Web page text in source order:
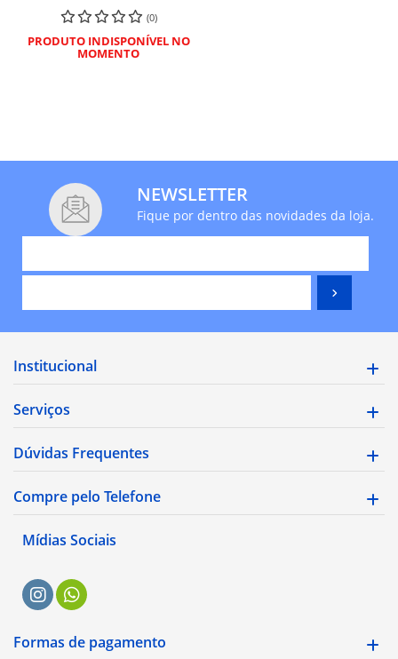
(0)
PRODUTO INDISPONÍVEL NO
MOMENTO
NEWSLETTER
Fique por dentro das novidades da loja.
Institucional
Serviços
Dúvidas Frequentes
Compre pelo Telefone
Mídias Sociais
Formas de pagamento